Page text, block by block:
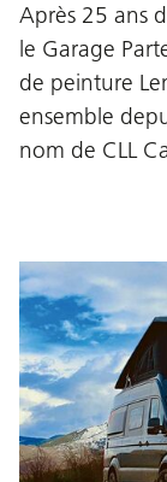
Après 25 ans
le Garage
de peinture
ensemble
nom de CLL